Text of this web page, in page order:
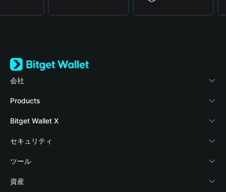
会社
Bitget Walletについて
ブログ
アカデミー
暗号資産ニュース
Help Center
Products
Crypto Card
Stablecoin Earn
Payfi Crypto
Crypto Swap API
Bitget Wallet X
デベロッパー
ウォレットを接続
Bitget Wallet Pay
セキュリティ
保護基金
セキュリティ技術
ツール
暗号資産を購入
資産